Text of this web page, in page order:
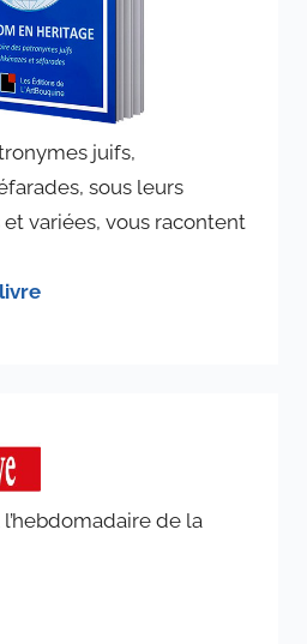
juifs,
sous leurs
variées, vous racontent
de la